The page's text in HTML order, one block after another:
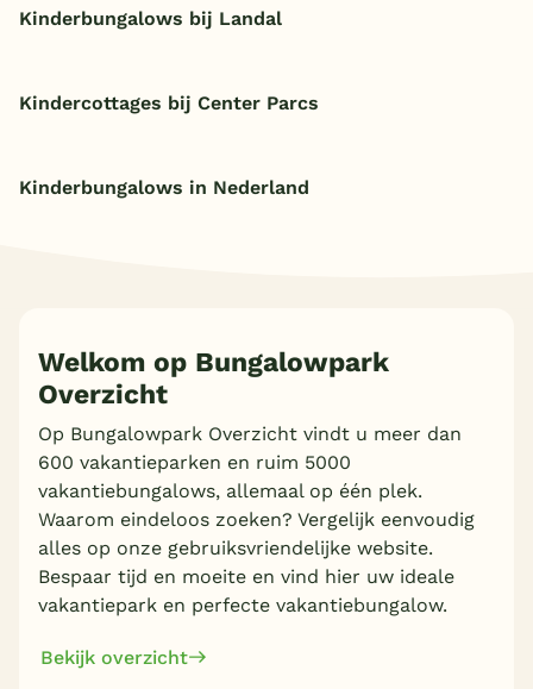
Kinderbungalows bij Landal
Kindercottages bij Center Parcs
Kinderbungalows in Nederland
Welkom op Bungalowpark
Overzicht
Op Bungalowpark Overzicht vindt u meer dan
600 vakantieparken en ruim 5000
vakantiebungalows, allemaal op één plek.
Waarom eindeloos zoeken? Vergelijk eenvoudig
alles op onze gebruiksvriendelijke website.
Bespaar tijd en moeite en vind hier uw ideale
vakantiepark en perfecte vakantiebungalow.
Bekijk overzicht